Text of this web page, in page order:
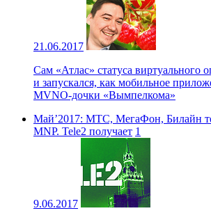
21.06.2017
Сам «Атлас» статуса виртуального
и запускался, как мобильное
MVNO-дочки «Вымпелкома»
Май’2017: МТС, МегаФон, Билайн
MNP. Tele2 получает 1
9.06.2017